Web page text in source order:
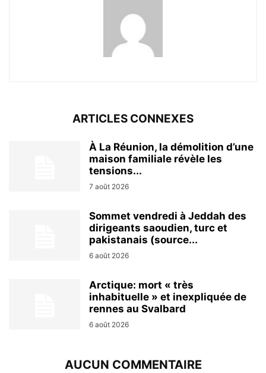
ARTICLES CONNEXES
À La Réunion, la démolition d’une
maison familiale révèle les
tensions...
7 août 2026
Sommet vendredi à Jeddah des
dirigeants saoudien, turc et
pakistanais (source...
6 août 2026
Arctique: mort « très
inhabituelle » et inexpliquée de
rennes au Svalbard
6 août 2026
AUCUN COMMENTAIRE